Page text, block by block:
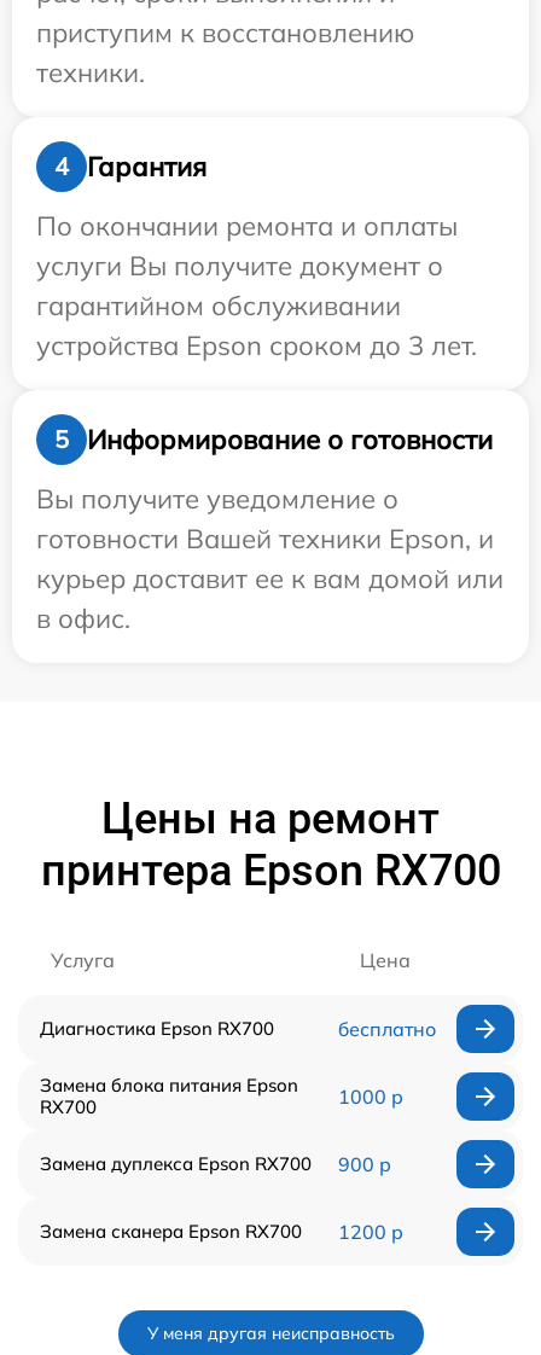
приступим к восстановлению
техники.
4
Гарантия
По окончании ремонта и оплаты
услуги Вы получите документ о
гарантийном обслуживании
устройства Epson сроком до 3 лет.
5
Информирование о готовности
Вы получите уведомление о
готовности Вашей техники Epson, и
курьер доставит ее к вам домой или
в офис.
Цены на ремонт
принтера Epson RX700
Услуга Цена
Диагностика Epson RX700 бесплатно
Замена блока питания Epson
RX700
1000 р
Замена дуплекса Epson RX700 900 р
Замена сканера Epson RX700 1200 р
У меня другая неисправность